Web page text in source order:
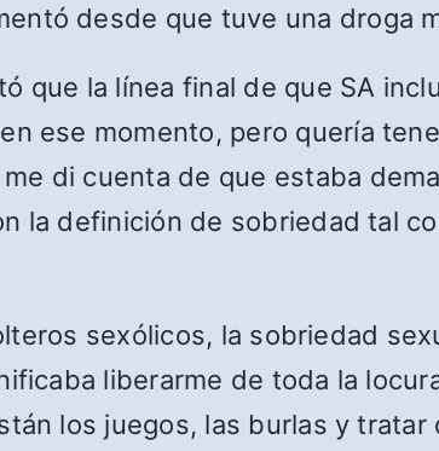
desde que tuve una droga
que la línea final de que SA
ese momento, pero quería
di cuenta de que estaba
la definición de sobriedad tal
sexólicos, la sobriedad
liberarme de toda la
los juegos, las burlas y